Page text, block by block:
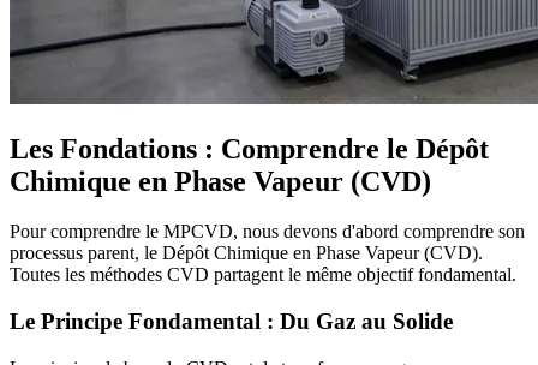
Les Fondations : Comprendre le Dépôt
Chimique en Phase Vapeur (CVD)
Pour comprendre le MPCVD, nous devons d'abord comprendre son
processus parent, le Dépôt Chimique en Phase Vapeur (CVD).
Toutes les méthodes CVD partagent le même objectif fondamental.
Le Principe Fondamental : Du Gaz au Solide